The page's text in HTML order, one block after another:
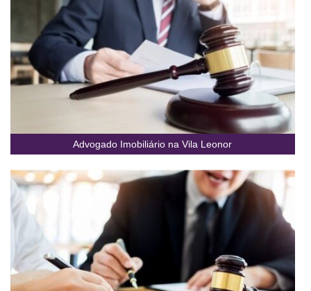
Advogado Imobiliário na Vila Leonor